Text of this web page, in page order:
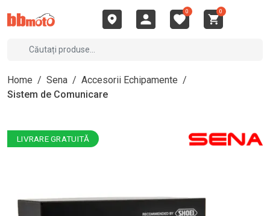
0 0
Home / Sena / Accesorii Echipamente /
Sistem de Comunicare
LIVRARE GRATUITĂ